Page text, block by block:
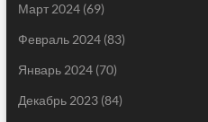
Март 2024(69)
Февраль 2024(83)
Январь 2024(70)
Декабрь 2023(84)